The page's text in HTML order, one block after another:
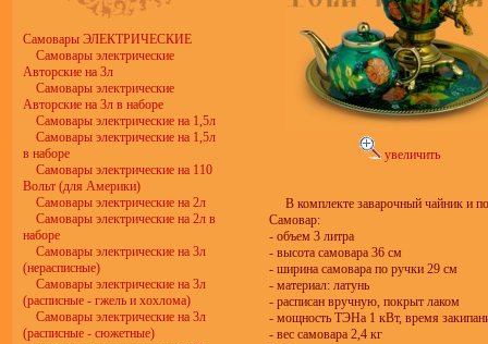
Самовары ЭЛЕКТРИЧЕСКИЕ
Самовары электрические
Авторские на 3л
Самовары электрические
Авторские на 3л в наборе
Самовары электрические на 1,5л
Самовары электрические на 1,5л
в наборе
Самовары электрические на 110
Вольт (для Америки)
Самовары электрические на 2л
Самовары электрические на 2л в
наборе
Самовары электрические на 3л
(нерасписные)
Самовары электрические на 3л
(расписные - гжель и хохлома)
Самовары электрические на 3л
(расписные - сюжетные)
увеличить
В комплекте заварочный чайник и
Самовар:
- объем 3 литра
- высота самовара 36 см
- ширина самовара по ручки 29 см
- материал: латунь
- расписан вручную, покрыт лаком
- мощность ТЭНа 1 кВт, время
- вес самовара 2,4 кг